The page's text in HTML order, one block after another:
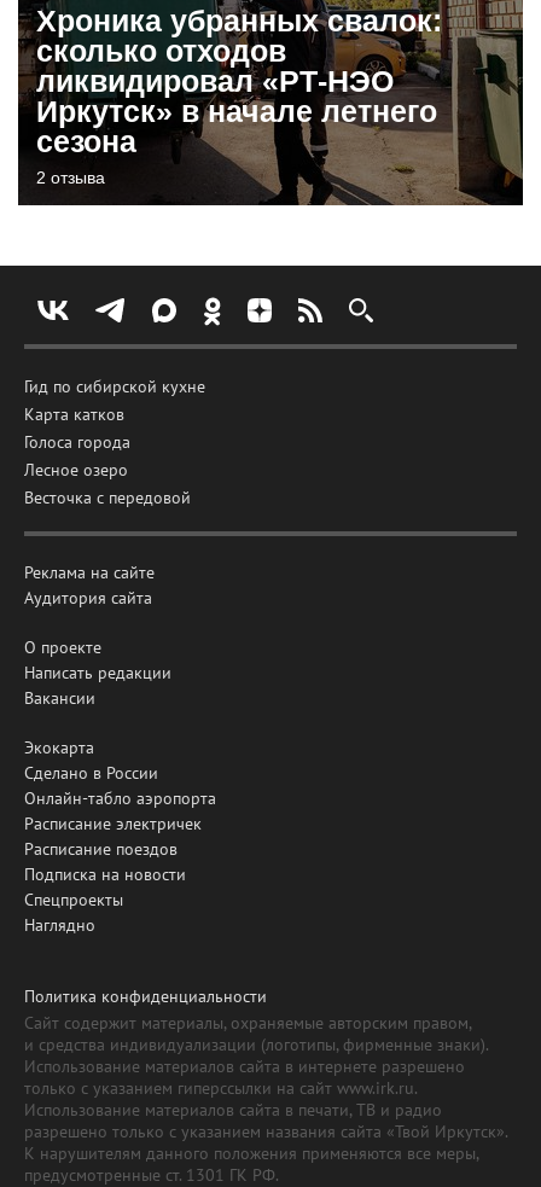
Хроника убранных свалок:
сколько отходов
ликвидировал «РТ-НЭО
Иркутск» в начале летнего
сезона
2 отзыва
Гид по сибирской кухне
Карта катков
Голоса города
Лесное озеро
Весточка с передовой
Реклама на сайте
Аудитория сайта
О проекте
Написать редакции
Вакансии
Экокарта
Сделано в России
Онлайн-табло аэропорта
Расписание электричек
Расписание поездов
Подписка на новости
Спецпроекты
Наглядно
Политика конфиденциальности
Сайт содержит материалы, охраняемые авторским правом,
и средства индивидуализации (логотипы, фирменные знаки).
Использование материалов сайта в интернете разрешено
только с указанием гиперссылки на сайт www.irk.ru.
Использование материалов сайта в печати, ТВ и радио
разрешено только с указанием названия сайта «Твой Иркутск».
К нарушителям данного положения применяются все меры,
предусмотренные ст. 1301 ГК РФ.